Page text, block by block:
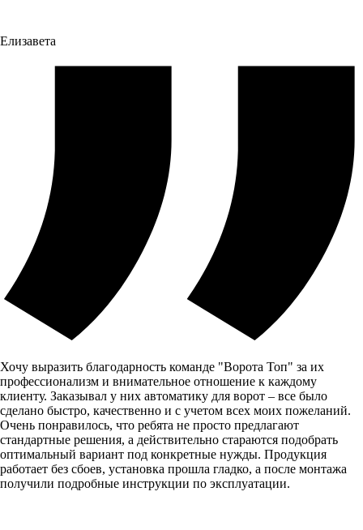
Елизавета
Хочу выразить благодарность команде "Ворота Топ" за их
профессионализм и внимательное отношение к каждому
клиенту. Заказывал у них автоматику для ворот – все было
сделано быстро, качественно и с учетом всех моих пожеланий.
Очень понравилось, что ребята не просто предлагают
стандартные решения, а действительно стараются подобрать
оптимальный вариант под конкретные нужды. Продукция
работает без сбоев, установка прошла гладко, а после монтажа
получили подробные инструкции по эксплуатации.